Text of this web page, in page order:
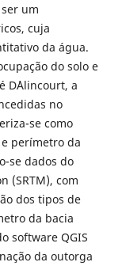
um
cuja
da água.
do solo e
a
no
se como
perímetro da
se dados do
(SRTM), com
dos tipos de
da bacia
software QGIS
da outorga